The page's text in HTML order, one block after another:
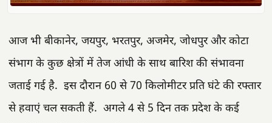
आज भी बीकानेर, जयपुर, भरतपुर, अजमेर, जोधपुर और कोटा
संभाग के कुछ क्षेत्रों में तेज आंधी के साथ बारिश की संभावना
जताई गई है. इस दौरान 60 से 70 किलोमीटर प्रति घंटे की रफ्तार
से हवाएं चल सकती हैं. अगले 4 से 5 दिन तक प्रदेश के कई